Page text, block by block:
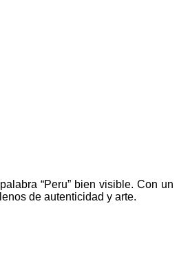
“Peru” bien visible. Con un
de autenticidad y arte.